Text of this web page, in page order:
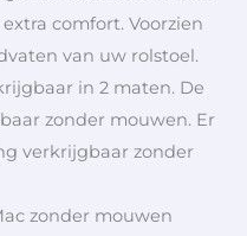
comfort. Voorzien
van uw rolstoel.
in 2 maten. De
zonder mouwen. Er
verkrijgbaar zonder
zonder mouwen